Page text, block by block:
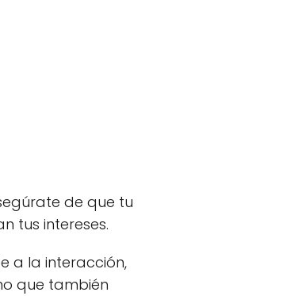
de que tu
tus intereses.
a la interacción,
que también